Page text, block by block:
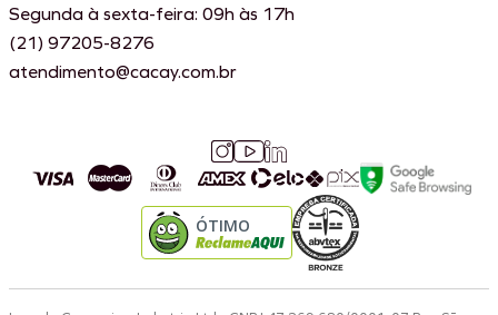
Segunda à sexta-feira: 09h às 17h
(21) 97205-8276
atendimento@cacay.com.br
ÓTIMO